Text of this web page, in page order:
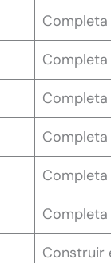
Completa
Construir